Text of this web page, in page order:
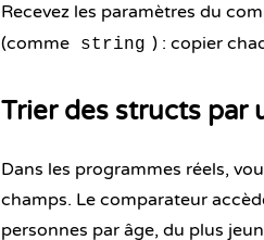
Recevez les paramètres du
(comme
string ) : copier
Trier des structs par
Dans les programmes réels,
champs. Le comparateur
personnes par âge, du plus